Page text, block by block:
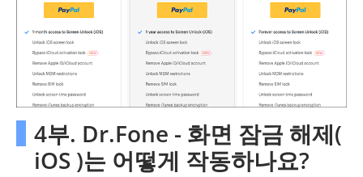
4부. Dr.Fone - 화면 잠금 해제(
iOS )는 어떻게 작동하나요?